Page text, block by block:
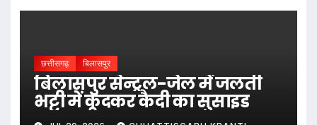
छत्तीसगढ़ बिलासपुर
बिलासपुर सेन्ट्रल-जेल में जलती
भट्टी में कूदकर कैदी का सुसाइड